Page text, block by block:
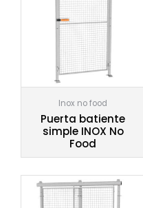
Inox no food
Puerta batiente
simple INOX No
Food